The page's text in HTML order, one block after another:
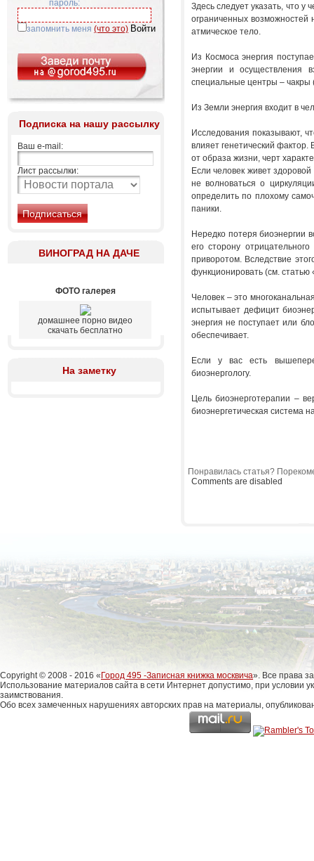
пароль:
запомнить меня (что это)
Подписка на нашу рассылку
Ваш e-mail:
Лист рассылки:
ВИНОГРАД НА ДАЧЕ
ФОТО галерея
домашнее порно видео
скачать бесплатно
На заметку
Здесь следует указать, что
ограниченных возможностей
атмическое тело.
Из Космоса энергия
энергии и осуществления
специальные центры – чакры
Из Земли энергия входит в
Исследования показывают,
влияет генетический фактор.
от образа жизни, черт
Если человек живет
не волноваться о
определить по плохому
паники.
Нередко потеря биоэнергии
его сторону
приворотом. Вследствие
функционировать (см.
Человек – это
испытывает дефицит
энергия не поступает или
обеспечивает.
Если у вас есть
биоэнергологу.
Цель биоэнерготерапии –
биоэнергетическая система
Понравилась статья?
Comments are disabled
Copyright © 2008 - 2016 « Город 495 -Записная книжка москвича». Все права
Использование материалов сайта в сети Интернет допустимо, при условии
заимствования.
Обо всех замеченных нарушениях авторских прав на материалы,